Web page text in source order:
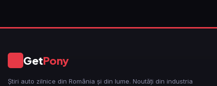
GetPony
Știri auto zilnice din România și din lume. Noutăți din industria